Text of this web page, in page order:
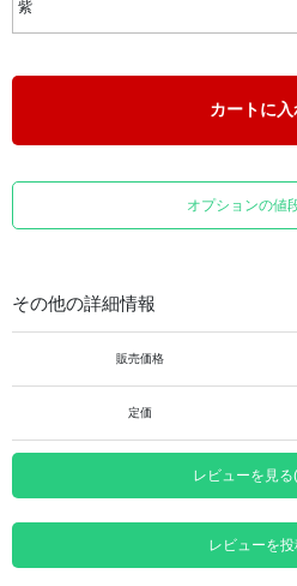
カートに入
オプションの値
その他の詳細情報
販売価格
定価
レビューを見る
レビューを